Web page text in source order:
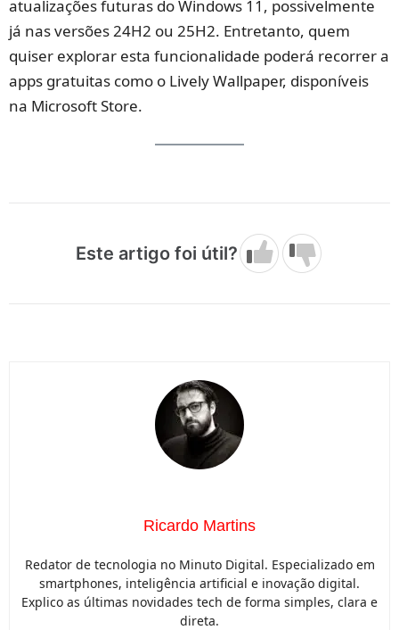
atualizações futuras do Windows 11, possivelmente
já nas versões 24H2 ou 25H2. Entretanto, quem
quiser explorar esta funcionalidade poderá recorrer a
apps gratuitas como o Lively Wallpaper, disponíveis
na Microsoft Store.
Este artigo foi útil?
Ricardo Martins
Redator de tecnologia no Minuto Digital. Especializado em
smartphones, inteligência artificial e inovação digital.
Explico as últimas novidades tech de forma simples, clara e
direta.